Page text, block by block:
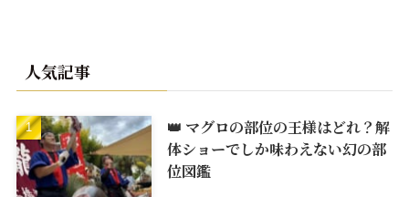
人気記事
👑 マグロの部位の王様はどれ？解
体ショーでしか味わえない幻の部
位図鑑